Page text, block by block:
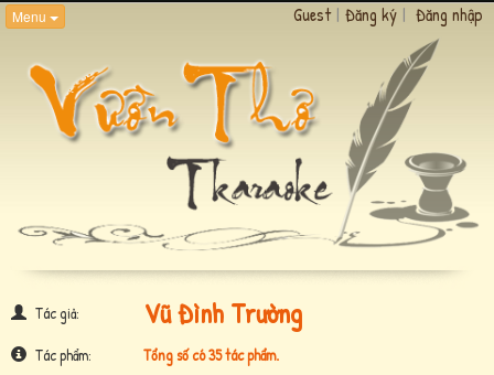
Menu Guest | Đăng ký | Đăng nhập
Tác giả: Vũ Đình Trường
Tác phẩm:
Tổng số có 35 tác phẩm.